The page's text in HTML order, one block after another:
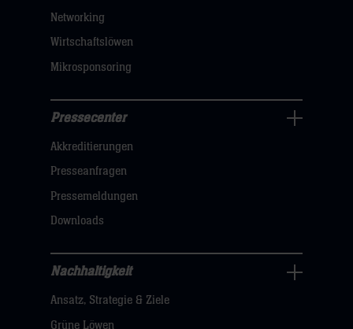
Networking
Wirtschaftslöwen
Mikrosponsoring
Navigation
öffnen,
dann
klicken
hier
Pressecenter
Akkreditierungen
Presseanfragen
Pressemeldungen
Downloads
Nachhaltigkeit
Navigation
öffnen,
Nachhaltigkeit
Ansatz, Strategie & Ziele
Grüne Löwen